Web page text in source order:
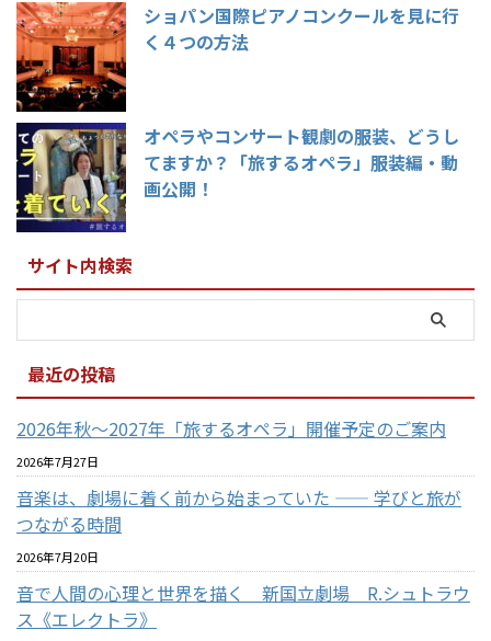
ショパン国際ピアノコンクールを見に行
く４つの方法
オペラやコンサート観劇の服装、どうし
てますか？「旅するオペラ」服装編・動
画公開！
サイト内検索
最近の投稿
2026年秋〜2027年「旅するオペラ」開催予定のご案内
2026年7月27日
音楽は、劇場に着く前から始まっていた —— 学びと旅が
つながる時間
2026年7月20日
音で人間の心理と世界を描く 新国立劇場 R.シュトラウ
ス《エレクトラ》